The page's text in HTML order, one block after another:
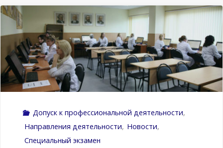
специального
экзамена"
Допуск к профессиональной деятельности,
Направления деятельности, Новости,
Специальный экзамен